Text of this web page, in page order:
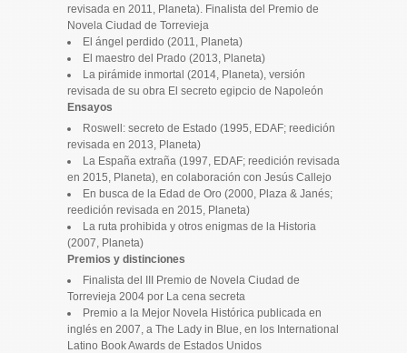
revisada en 2011, Planeta). Finalista del Premio de
Novela Ciudad de Torrevieja
El ángel perdido (2011, Planeta)
El maestro del Prado (2013, Planeta)
La pirámide inmortal (2014, Planeta), versión
revisada de su obra El secreto egipcio de Napoleón
Ensayos
Roswell: secreto de Estado (1995, EDAF; reedición
revisada en 2013, Planeta)
La España extraña (1997, EDAF; reedición revisada
en 2015, Planeta), en colaboración con Jesús Callejo
En busca de la Edad de Oro (2000, Plaza & Janés;
reedición revisada en 2015, Planeta)
La ruta prohibida y otros enigmas de la Historia
(2007, Planeta)
Premios y distinciones
Finalista del III Premio de Novela Ciudad de
Torrevieja 2004 por La cena secreta
Premio a la Mejor Novela Histórica publicada en
inglés en 2007, a The Lady in Blue, en los International
Latino Book Awards de Estados Unidos